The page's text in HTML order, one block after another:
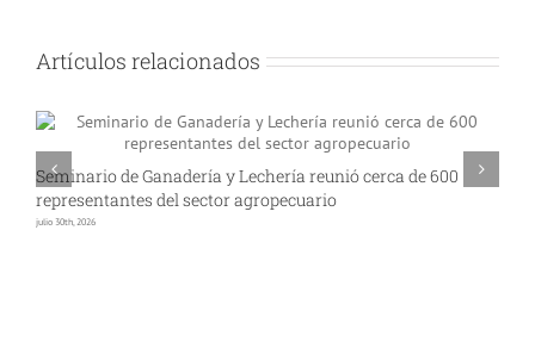
Artículos relacionados
Seminario de Ganadería y Lechería reunió cerca de 600
representantes del sector agropecuario
julio 30th, 2026